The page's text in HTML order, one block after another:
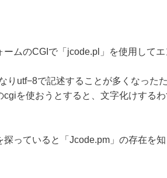
ームのCGIで「jcode.pl」を使用してエ
りutf−8で記述することが多くなったた
を使おうとすると、文字化けするわ
っていると「Jcode.pm」の存在を知